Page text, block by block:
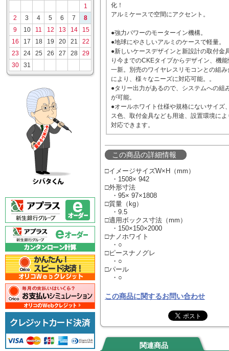
1
2
3 4 5 6 7
8
9
10 11 12 13 14
15
16
17 18 19 20 21
22
23
24 25 26 27 28
29
30
31
化！
アルミケースで空間にアクセント。
●強力パワーのモーターイン機構。
●地球にやさしいアルミのケースで軽量。
●新しいケースデザインと新設計の取付金
り今までのCKEタイプからデザイン、機
一新。別売のワイヤレスリモコンとの組み
により、様々なニーズに対応可能。。
●タリー出力があるので、システムへの組
が可能。
●オールホワイト仕様や規格にないサイズ
ス色、取付金具なども用途、設置環境によ
対応できます。
この商品の詳細情報
□イメージサイズW×H（mm）
・1508× 942
□外形寸法
・95× 97×1808
□質量（kg）
・9.5
□適用ボックス寸法（mm）
・150×150×2000
□ナノホワイト
・○
□ピースナノグレ
・○
□パール
・○
この商品に関するお問い合わせ
関連商品